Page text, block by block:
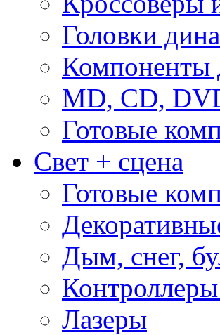
Головки
Компоненты
MD, CD,
Готовые
Свет + сцена
Готовые
Дым, снег,
Лазеры